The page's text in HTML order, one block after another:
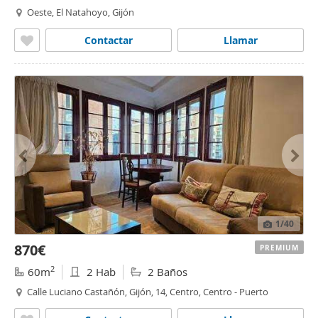
Oeste, El Natahoyo, Gijón
Llamar
Contactar
1/40
870€
60m2 2 Hab 2 Baños
Calle Luciano Castañón, Gijón, 14, Centro, Centro - Puerto
PREMIUM